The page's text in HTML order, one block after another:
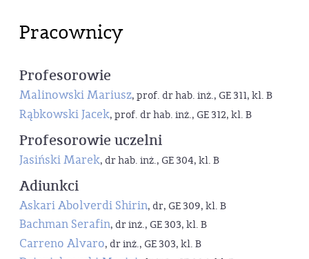
Pracownicy
Profesorowie
Malinowski Mariusz, prof. dr hab. inż., GE 311, kl. B
Rąbkowski Jacek, prof. dr hab. inż., GE 312, kl. B
Profesorowie uczelni
Jasiński Marek, dr hab. inż., GE 304, kl. B
Adiunkci
Askari Abolverdi Shirin, dr, GE 309, kl. B
Bachman Serafin, dr inż., GE 303, kl. B
Carreno Alvaro, dr inż., GE 303, kl. B